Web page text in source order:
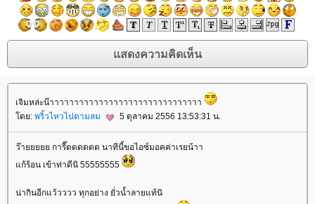
เจิมหล่ะน๊าาาาาาาาาาาาาาาาาาาาาาาาาาาาาาา
ดย: พริ้วไหวไปตามลม 5 ตุลาคม 2556 13:53:31 น.
ว๊ายยยยย การี๊ดดดดดด นาทีนี้ขอไอซ์มอคค่าเรยน้าา
ก้ร้อน เข้าท่าดีนิ 55555555
น่ากินอีกแว้วววว ทุกอย่าง ยั่วน้ำลายแท้นิ